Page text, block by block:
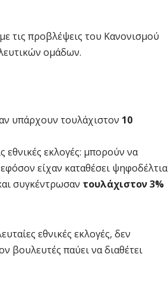
τις προβλέψεις του Κανονισμού
ομάδων.
υπάρχουν τουλάχιστον 10
εθνικές εκλογές: μπορούν να
είχαν καταθέσει ψηφοδέλτια
συγκέντρωσαν τουλάχιστον 3%
εθνικές εκλογές, δεν
βουλευτές παύει να διαθέτει